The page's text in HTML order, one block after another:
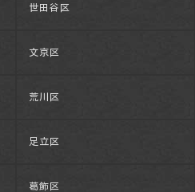
世田谷区
文京区
荒川区
足立区
葛飾区